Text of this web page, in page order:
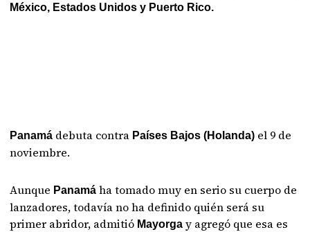
México, Estados Unidos y Puerto Rico.
Panamá debuta contra Países Bajos (Holanda) el 9 de
noviembre.
Aunque Panamá ha tomado muy en serio su cuerpo de
lanzadores, todavía no ha definido quién será su
primer abridor, admitió Mayorgay agregó que esa es